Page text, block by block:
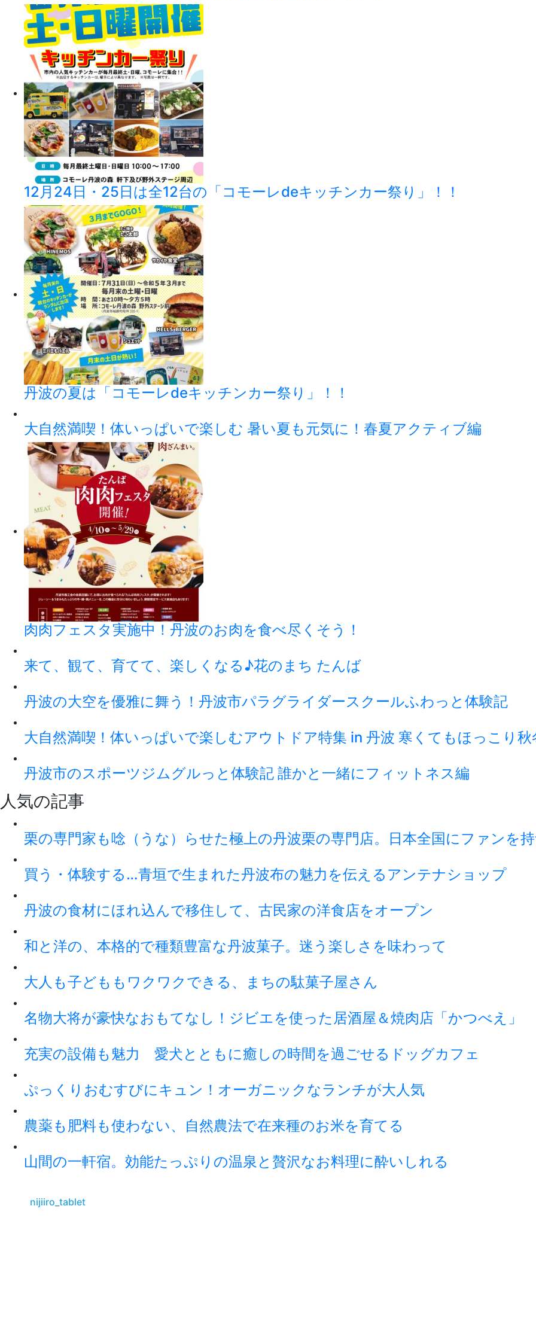
12月24日・25日は全12台の「コモーレdeキッチンカー祭り」！！
丹波の夏は「コモーレdeキッチンカー祭り」！！
大自然満喫！体いっぱいで楽しむ 暑い夏も元気に！春夏アクティブ編
肉肉フェスタ実施中！丹波のお肉を食べ尽くそう！
来て、観て、育てて、楽しくなる♪花のまち たんば
丹波の大空を優雅に舞う！丹波市パラグライダースクールふわっと体験記
大自然満喫！体いっぱいで楽しむアウトドア特集 in 丹波 寒くてもほっこり秋
丹波市のスポーツジムグルっと体験記 誰かと一緒にフィットネス編
人気の記事
栗の専門家も唸（うな）らせた極上の丹波栗の専門店。日本全国にファンを
買う・体験する…青垣で生まれた丹波布の魅力を伝えるアンテナショップ
丹波の食材にほれ込んで移住して、古民家の洋食店をオープン
和と洋の、本格的で種類豊富な丹波菓子。迷う楽しさを味わって
大人も子どももワクワクできる、まちの駄菓子屋さん
名物大将が豪快なおもてなし！ジビエを使った居酒屋＆焼肉店「かつべえ」
充実の設備も魅力 愛犬とともに癒しの時間を過ごせるドッグカフェ
ぷっくりおむすびにキュン！オーガニックなランチが大人気
農薬も肥料も使わない、自然農法で在来種のお米を育てる
山間の一軒宿。効能たっぷりの温泉と贅沢なお料理に酔いしれる
nijiiro_tablet